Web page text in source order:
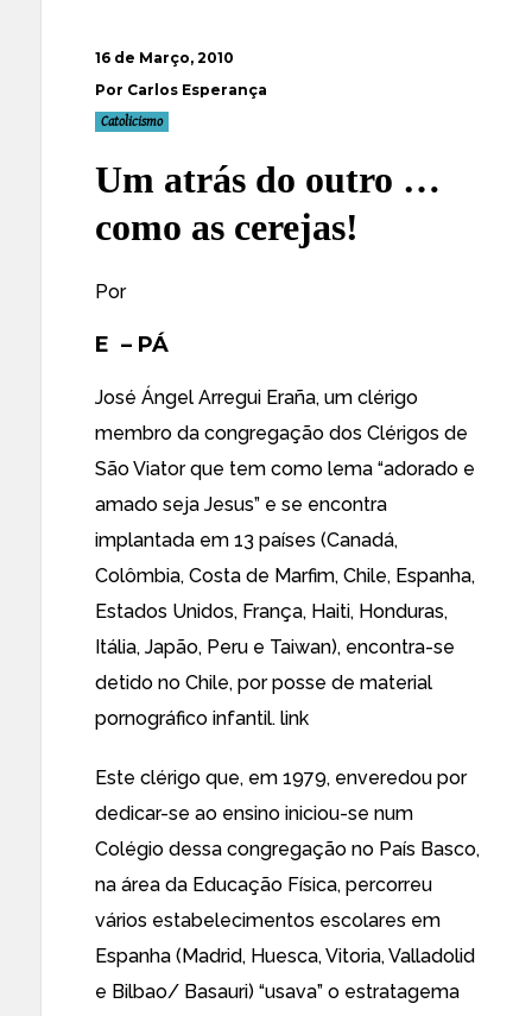
16 de Março, 2010
Por Carlos Esperança
Catolicismo
Um atrás do outro …
como as cerejas!
Por
E – PÁ
José Ángel Arregui Eraña, um clérigo
membro da congregação dos Clérigos de
São Viator que tem como lema “adorado e
amado seja Jesus” e se encontra
implantada em 13 países (Canadá,
Colômbia, Costa de Marfim, Chile, Espanha,
Estados Unidos, França, Haiti, Honduras,
Itália, Japão, Peru e Taiwan), encontra-se
detido no Chile, por posse de material
pornográfico infantil. link
Este clérigo que, em 1979, enveredou por
dedicar-se ao ensino iniciou-se num
Colégio dessa congregação no País Basco,
na área da Educação Física, percorreu
vários estabelecimentos escolares em
Espanha (Madrid, Huesca, Vitoria, Valladolid
e Bilbao/ Basauri) “usava” o estratagema